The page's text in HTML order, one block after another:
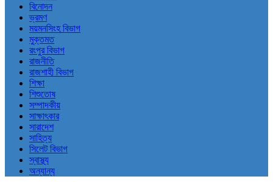
বিনোদন
ভ্রমণ
ময়মনসিংহ বিভাগ
মুক্তমত
রংপুর বিভাগ
রাজনীতি
রাজশাহী বিভাগ
শিক্ষা
শিশুতোষ
সম্পাদকীয়
সাক্ষাৎকার
সারাদেশ
সাহিত্য
সিলেট বিভাগ
স্বাস্থ্য
অন্যান্য